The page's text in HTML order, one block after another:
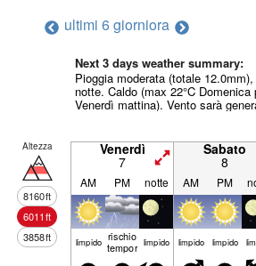
ultimi 6 giorniora
Next 3 days weather summary:
Pioggia moderata (totale
notte. Caldo (max 22°C Domenica
Venerdì mattina). Vento sarà
Altezza
8160ft
6011ft
3858ft
Venerdì
7
Sabato
8
AM PM notte AM PM
limp­ido rischio
temporalelimp­ido limp­ido limp­ido